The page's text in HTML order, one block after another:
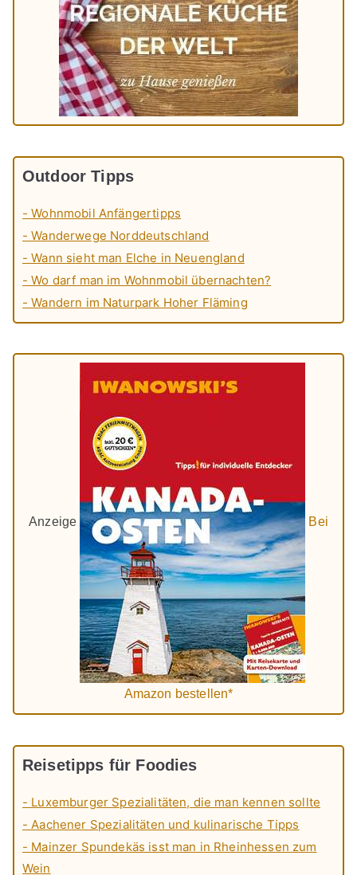
Outdoor Tipps
- Wohnmobil Anfängertipps
- Wanderwege Norddeutschland
- Wann sieht man Elche in Neuengland
- Wo darf man im Wohnmobil übernachten?
- Wandern im Naturpark Hoher Fläming
Anzeige Bei
Amazon bestellen*
Reisetipps für Foodies
- Luxemburger Spezialitäten, die man kennen sollte
- Aachener Spezialitäten und kulinarische Tipps
- Mainzer Spundekäs isst man in Rheinhessen zum
Wein